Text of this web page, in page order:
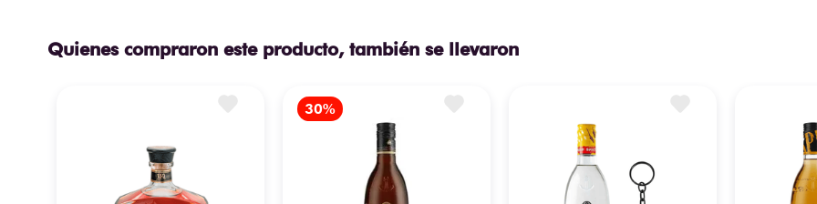
Quienes compraron este producto, también se llevaron